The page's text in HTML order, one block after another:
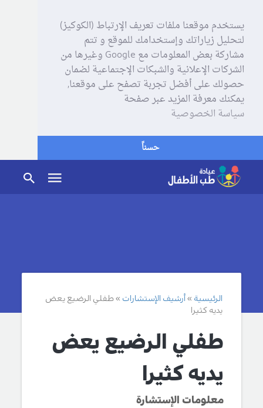
يستخدم موقعنا ملفات تعريف الإرتباط (الكوكيز)
لتحليل زياراتك وإستخدامك للموقع و تتم
مشاركة بعض المعلومات مع Google وغيرها من
الشركات الإعلانية والشبكات الإجتماعية لضمان
حصولك على أفضل تجربة تصفح على موقعنا,
يمكنك معرفة المزيد عبر صفحة
سياسة الخصوصية
حسناً
الرئيسية أرشيف الإستشارات
طفلي الرضيع يعض
يديه كثيرا
طفلي الرضيع يعض
يديه كثيرا
معلومات الإستشارة